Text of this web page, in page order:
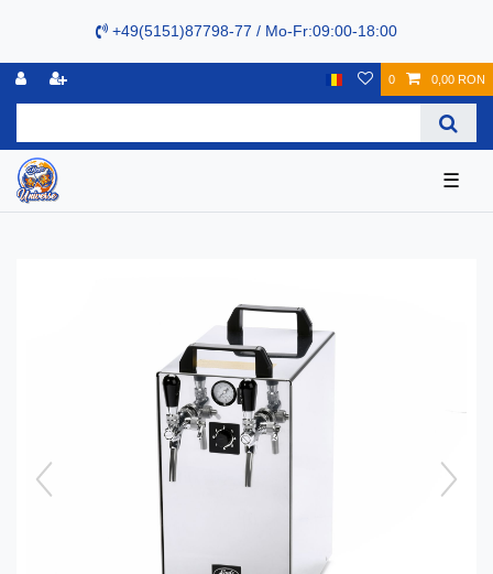
+49(5151)87798-77 / Mo-Fr:09:00-18:00
0 0,00 RON
☰